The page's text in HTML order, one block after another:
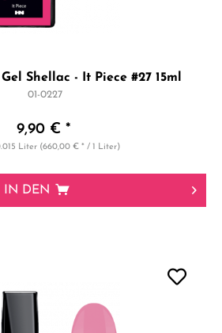
Shellac - It Piece #27 15ml
01-0227
9,90 € *
Liter (660,00 € * / 1 Liter)
IN DEN